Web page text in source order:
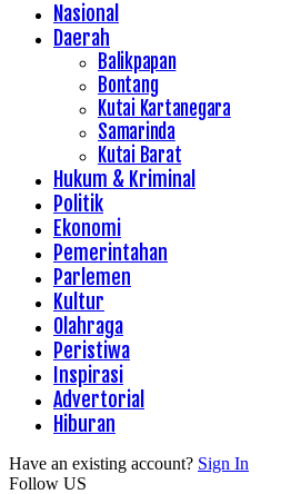
Nasional
Daerah
Balikpapan
Bontang
Kutai Kartanegara
Samarinda
Kutai Barat
Hukum & Kriminal
Politik
Ekonomi
Pemerintahan
Parlemen
Kultur
Olahraga
Peristiwa
Inspirasi
Advertorial
Hiburan
Have an existing account? Sign In
Follow US